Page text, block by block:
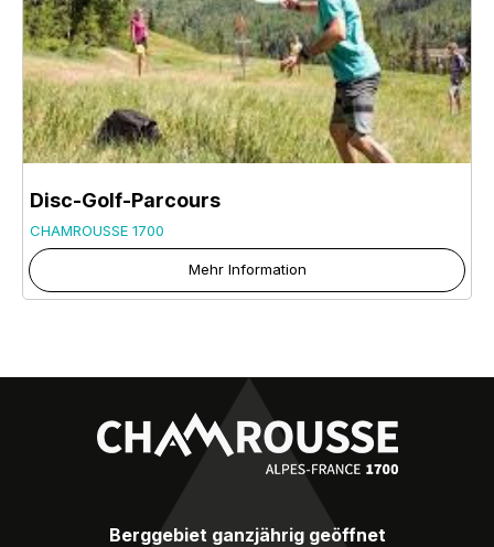
Disc-Golf-Parcours
CHAMROUSSE 1700
Mehr Information
Berggebiet ganzjährig geöffnet